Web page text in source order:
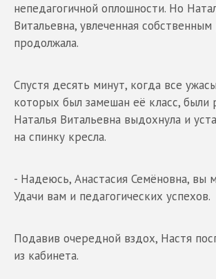
непедагогичной оплошности. Но
Витальевна, увлеченная собственным
продолжала.
Спустя десять минут, когда все
которых был замешан её класс, были
Наталья Витальевна выдохнула и
на спинку кресла.
- Надеюсь, Анастасия Семёновна, вы
Удачи вам и педагогических успехов.
Подавив очередной вздох, Настя
из кабинета.